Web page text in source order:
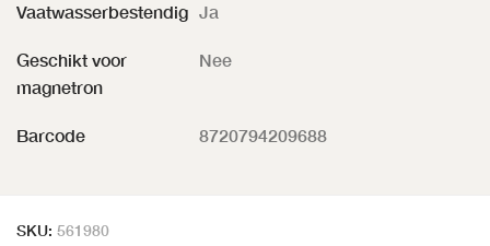
Vaatwasserbestendig Ja
Geschikt voor
magnetron
Nee
Barcode 8720794209688
SKU: 561980